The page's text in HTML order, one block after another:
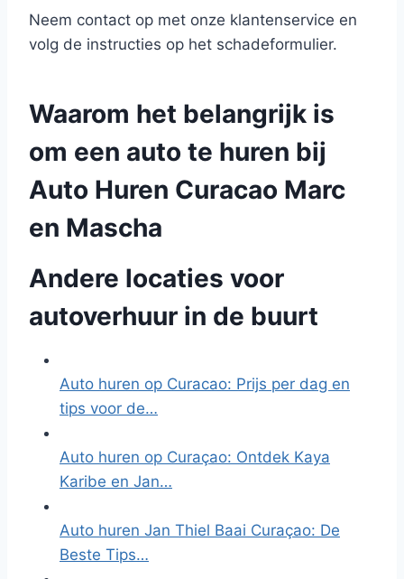
Neem contact op met onze klantenservice en
volg de instructies op het schadeformulier.
Waarom het belangrijk is
om een auto te huren bij
Auto Huren Curacao Marc
en Mascha
Andere locaties voor
autoverhuur in de buurt
Auto huren op Curacao: Prijs per dag en
tips voor de…
Auto huren op Curaçao: Ontdek Kaya
Karibe en Jan…
Auto huren Jan Thiel Baai Curaçao: De
Beste Tips…